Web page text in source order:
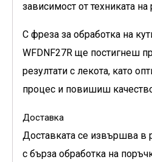
зависимост от техниката на
С фреза за обработка на
WFDNF27R ще постигнеш
резултати с лекота, като
процес и повишиш
Доставка
Доставката се извършва в
с бърза обработка на